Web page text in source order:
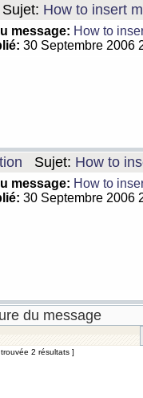
How to insert
message: How to
30 Septembre 2006
Sujet: How to
message: How to
30 Septembre 2006
2 résultats ]